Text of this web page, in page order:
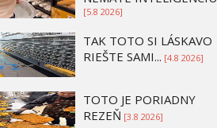
[5.8 2026]
TAK TOTO SI LÁSKAVO
RIEŠTE SAMI... [4.8 2026]
TOTO JE PORIADNY
REZEŇ [3.8 2026]